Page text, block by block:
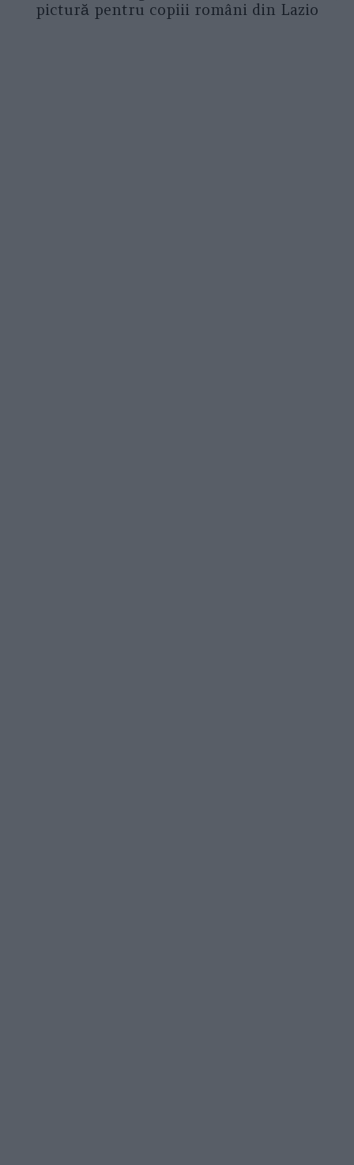
pictură pentru copiii români din Lazio